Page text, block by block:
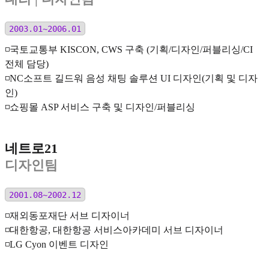
2003.01~2006.01
◽️국토교통부 KISCON, CWS 구축 (기획/디자인/퍼블리싱/CI
전체 담당)
◽️NC소프트 길드워 음성 채팅 솔루션 UI 디자인(기획 및 디자
인)
◽️쇼핑몰 ASP 서비스 구축 및 디자인/퍼블리싱
네트로21
디자인팀
2001.08~2002.12
◽️재외동포재단 서브 디자이너
◽️대한항공, 대한항공 서비스아카데미 서브 디자이너
◽️LG Cyon 이벤트 디자인